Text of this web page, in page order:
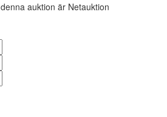
auktion är Netauktion